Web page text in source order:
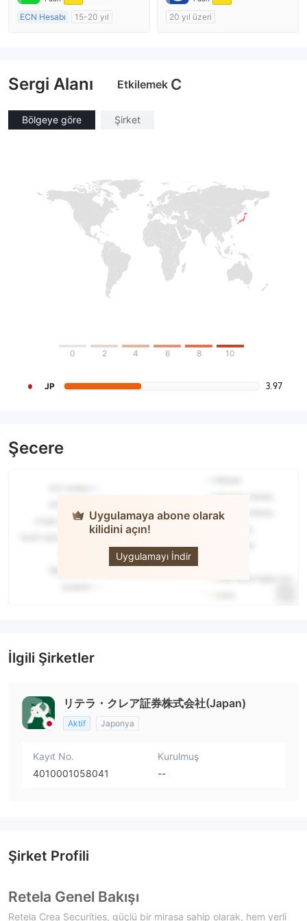
ECN Hesabı
15-20 yıl
20 yıl üzeri
Sergi Alanı Etkilemek C
Bölgeye göre Şirket
0 2 4 6 8 10
JP 3.97
Şecere
Uygulamaya abone olarak
kilidini açın!
Uygulamayı İndir
İlgili Şirketler
リテラ・クレア証券株式会社(Japan)
Aktif Japonya
Kayıt No.
4010001058041
Kurulmuş
--
Şirket Profili
Retela Genel Bakışı
Retela Crea Securities, güçlü bir mirasa sahip olarak, hem yerli